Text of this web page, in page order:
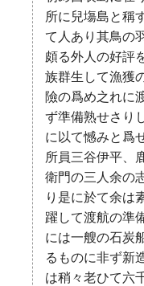
所に兒塲島と稱
て人あり其鳥の
頗る外人の好評
族群生して漁獲
險の爲め之れに
ず準備熟せさり
に以て憾みと爲
所員三谷伊平、
衛門の三人余の
り是に於て余は
躍して渡航の準
には一艘の石炭
るものに非ず新
は稍々老ひて六